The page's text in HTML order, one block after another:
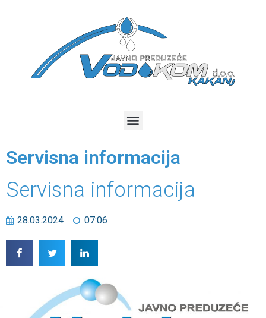
Servisna informacija
Servisna informacija
28.03.2024 07:06